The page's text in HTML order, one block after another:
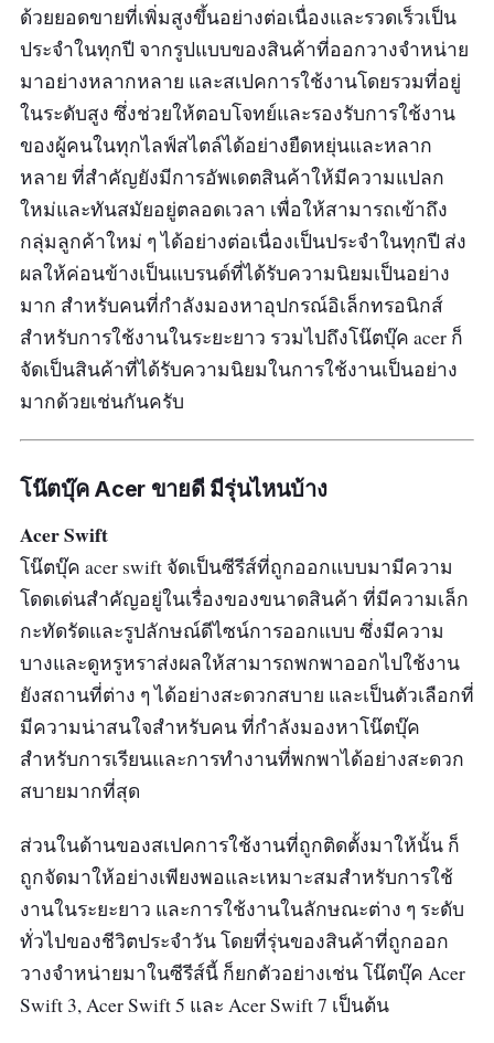
ด้วยยอดขายที่เพิ่มสูงขึ้นอย่างต่อเนื่องและรวดเร็วเป็น
ประจำในทุกปี จากรูปแบบของสินค้าที่ออกวางจำหน่าย
มาอย่างหลากหลาย และสเปคการใช้งานโดยรวมที่อยู่
ในระดับสูง ซึ่งช่วยให้ตอบโจทย์และรองรับการใช้งาน
ของผู้คนในทุกไลฟ์สไตล์ได้อย่างยืดหยุ่นและหลาก
หลาย ที่สำคัญยังมีการอัพเดตสินค้าให้มีความแปลก
ใหม่และทันสมัยอยู่ตลอดเวลา เพื่อให้สามารถเข้าถึง
กลุ่มลูกค้าใหม่ ๆ ได้อย่างต่อเนื่องเป็นประจำในทุกปี ส่ง
ผลให้ค่อนข้างเป็นแบรนด์ที่ได้รับความนิยมเป็นอย่าง
มาก สำหรับคนที่กำลังมองหาอุปกรณ์อิเล็กทรอนิกส์
สำหรับการใช้งานในระยะยาว รวมไปถึงโน๊ตบุ๊ค acer ก็
จัดเป็นสินค้าที่ได้รับความนิยมในการใช้งานเป็นอย่าง
มากด้วยเช่นกันครับ
โน๊ตบุ๊ค Acer ขายดี มีรุ่นไหนบ้าง
Acer Swift
โน๊ตบุ๊ค acer swift จัดเป็นซีรีส์ที่ถูกออกแบบมามีความ
โดดเด่นสำคัญอยู่ในเรื่องของขนาดสินค้า ที่มีความเล็ก
กะทัดรัดและรูปลักษณ์ดีไซน์การออกแบบ ซึ่งมีความ
บางและดูหรูหราส่งผลให้สามารถพกพาออกไปใช้งาน
ยังสถานที่ต่าง ๆ ได้อย่างสะดวกสบาย และเป็นตัวเลือกที่
มีความน่าสนใจสำหรับคน ที่กำลังมองหาโน๊ตบุ๊ค
สำหรับการเรียนและการทำงานที่พกพาได้อย่างสะดวก
สบายมากที่สุด
ส่วนในด้านของสเปคการใช้งานที่ถูกติดตั้งมาให้นั้น ก็
ถูกจัดมาให้อย่างเพียงพอและเหมาะสมสำหรับการใช้
งานในระยะยาว และการใช้งานในลักษณะต่าง ๆ ระดับ
ทั่วไปของชีวิตประจำวัน โดยที่รุ่นของสินค้าที่ถูกออก
วางจำหน่ายมาในซีรีส์นี้ ก็ยกตัวอย่างเช่น โน๊ตบุ๊ค Acer
Swift 3, Acer Swift 5 และ Acer Swift 7 เป็นต้น